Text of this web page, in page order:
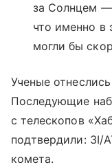
за Солнцем —
что именно в
могли бы
Ученые
Последующие
с телескопов
подтвердили: 3I/
комета.